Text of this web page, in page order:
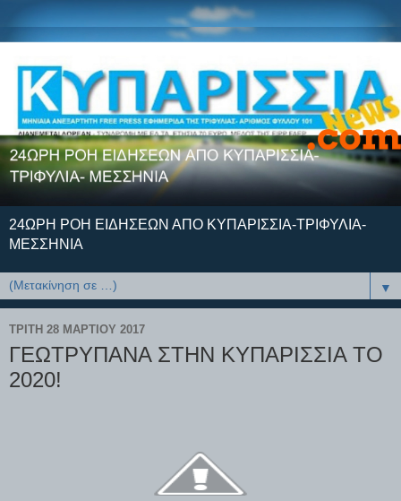
24ΩΡΗ ΡΟΗ ΕΙΔΗΣΕΩΝ ΑΠΟ ΚΥΠΑΡΙΣΣΙΑ-ΤΡΙΦΥΛΙΑ-
ΜΕΣΣΗΝΙΑ
▼
ΤΡΊΤΗ 28 ΜΑΡΤΊΟΥ 2017
ΓΕΩΤΡΥΠΑΝΑ ΣΤΗΝ ΚΥΠΑΡΙΣΣΙΑ ΤΟ
2020!